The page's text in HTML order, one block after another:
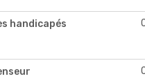
handicapés